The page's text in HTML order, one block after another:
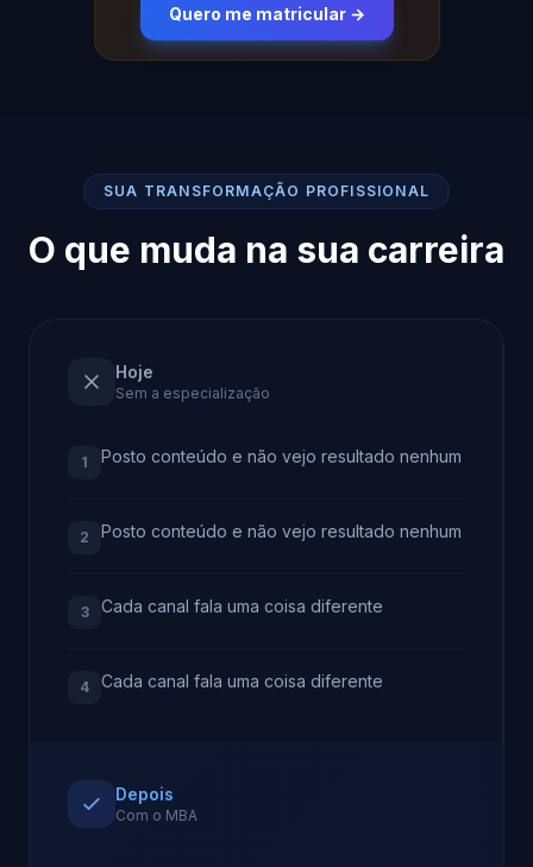
Quero me matricular →
SUA TRANSFORMAÇÃO PROFISSIONAL
O que muda na sua carreira
Hoje
Sem a especialização
1 Posto conteúdo e não vejo resultado nenhum
2 Posto conteúdo e não vejo resultado nenhum
3 Cada canal fala uma coisa diferente
4 Cada canal fala uma coisa diferente
Depois
Com o MBA